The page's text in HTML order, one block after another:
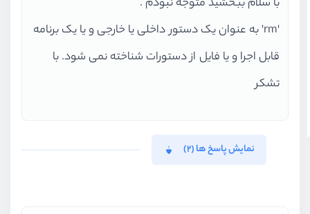
با سلام ببخشید متوجه نبودم .
'rm' به عنوان یک دستور داخلی یا خارجی و یا یک برنامه
قابل اجرا و یا فایل از دستورات شناخته نمی شود. با
تشکر
نمایش پاسخ ها (2)